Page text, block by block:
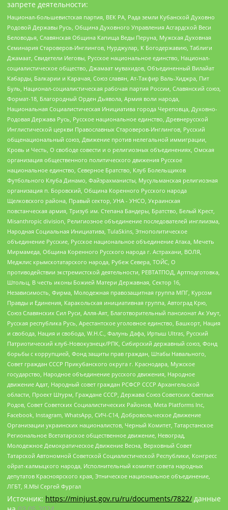
запрете деятельности:
Национал-большевистская партия, ВЕК РА, Рада земли Кубанской Духовно
Родовой Державы Русь, Община Духовного Управления Асгардской Веси
Беловодья, Славянская Община Капища Веды Перуна, Мужская Духовная
Семинария Староверов-Инглингов, Нурджулар, К Богодержавию, Таблиги
Джамаат, Свидетели Иеговы, Русское национальное единство, Национал-
социалистическое общество, Джамаат мувахидов, Объединенный Вилайат
Кабарды, Балкарии и Карачая, Союз славян, Ат-Такфир Валь-Хиджра, Пит
Буль, Национал-социалистическая рабочая партия России, Славянский союз,
Формат-18, Благородный Орден Дьявола, Армия воли народа,
Национальная Социалистическая Инициатива города Череповца, Духовно-
Родовая Держава Русь, Русское национальное единство, Древнерусской
Инглистической церкви Православных Староверов-Инглингов, Русский
общенациональный союз, Движение против нелегальной иммиграции,
Кровь и Честь, О свободе совести и о религиозных объединениях, Омская
организация общественного политического движения Русское
национальное единство, Северное Братство, Клуб Болельщиков
Футбольного Клуба Динамо, Файзрахманисты, Мусульманская религиозная
организация п. Боровский, Община Коренного Русского народа
Щелковского района, Правый сектор, УНА - УНСО, Украинская
повстанческая армия, Тризуб им. Степана Бандеры, Братство, Белый Крест,
Misanthropic division, Религиозное объединение последователей инглиизма,
Народная Социальная Инициатива, TulaSkins, Этнополитическое
объединение Русские, Русское национальное объединение Атака, Мечеть
Мирмамеда, Община Коренного Русского народа г. Астрахани, ВОЛЯ,
Меджлис крымскотатарского народа, Рубеж Севера, ТОЙС, О
противодействии экстремистской деятельности, РЕВТАТПОД, Артподготовка,
Штольц, В честь иконы Божией Матери Державная, Сектор 16,
Независимость, Фирма, Молодежная правозащитная группа МПГ, Курсом
Правды и Единения, Каракольская инициативная группа, Автоград Крю,
Союз Славянских Сил Руси, Алля-Аят, Благотворительный пансионат Ак Умут,
Русская республика Русь, Арестантское уголовное единство, Башкорт, Нация
и свобода, Нация и свобода, W.H.С., Фалунь Дафа, Иртыш Ultras, Русский
Патриотический клуб-Новокузнецк/РПК, Сибирский державный союз, Фонд
борьбы с коррупцией, Фонд защиты прав граждан, Штабы Навального,
Совет граждан СССР Прикубанского округа г. Краснодара, Мужское
государство, Народное объединение русского движения, Народное
движение Адат, Народный совет граждан РСФСР СССР Архангельской
области, Проект Штурм, Граждане СССР, Держава Союз Советских Светлых
Родов, Совет Советских Социалистических Районов, Meta Platforms Inc,
Facebook, Instagram, WhatsApp, СИЧ-С14, Добровольческое Движение
Организации украинских националистов, Черный Комитет, Татарстанское
Региональное Всетатарское общественное движение, Невоград,
Молодежное Демократическое Движение Весна, Верховный Совет
Татарской Автономной Советской Социалистической Республики, Конгресс
ойрат-калмыцкого народа, Исполнительный комитет совета народных
депутатов Красноярского края, Этническое национальное объединение,
ЛГБТ, Я.МЫ Сергей Фургал
Источник: https://minjust.gov.ru/ru/documents/7822/ данные